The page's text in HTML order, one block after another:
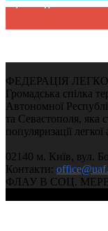
9,370 Підписників
ФЕДЕРАЦІЯ
Громадська спілка
Автономної
та Севастополя, яка
популяризації легкої
02140 м. Київ, вул.
Контакти:
ФЛАУ В СОЦ.